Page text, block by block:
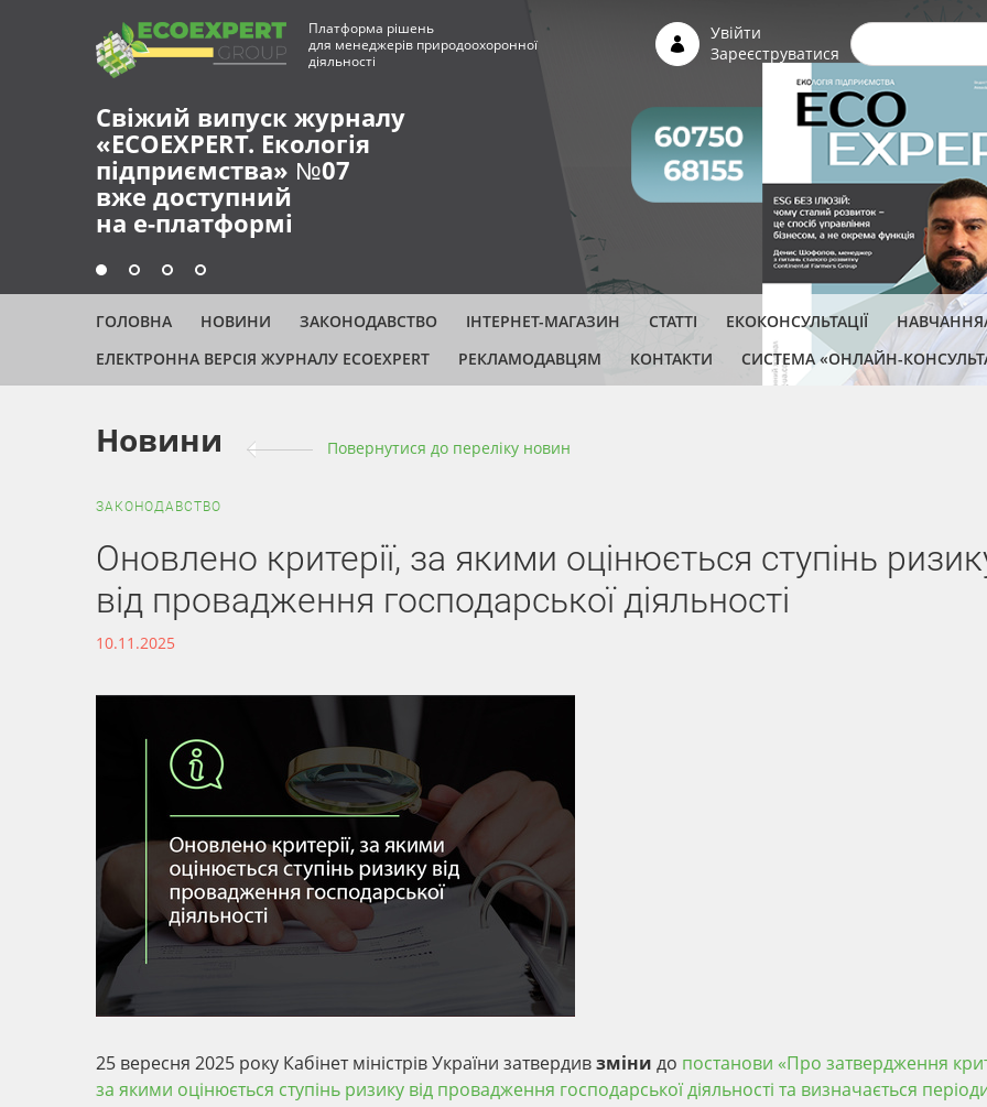
Свіжий випуск журналу
«ECOEXPERT. Екологія
підприємства» №07
вже доступний
на е-платформі
Платформа рішень
для менеджерів природоохоронної
діяльності
Увійти
Зареєструватися
ГОЛОВНА НОВИНИ ЗАКОНОДАВСТВО ІНТЕРНЕТ-МАГАЗИН СТАТТІ ЕКОКОНСУЛЬТАЦІЇ
НАВЧАННЯ/
ЕЛЕКТРОННА ВЕРСІЯ ЖУРНАЛУ ECOEXPERT
РЕКЛАМОДАВЦЯМ КОНТАКТИ СИСТЕМА «ОНЛАЙН-
Новини Повернутися до переліку новин
ЗАКОНОДАВСТВО
Оновлено критерії, за якими оцінюється ступінь
від провадження господарської діяльності
10.11.2025
25 вересня 2025 року Кабінет міністрів України затвердивзміни до постанови «Про затвердження
за якими оцінюється ступінь ризику від провадження господарської діяльності та визначається